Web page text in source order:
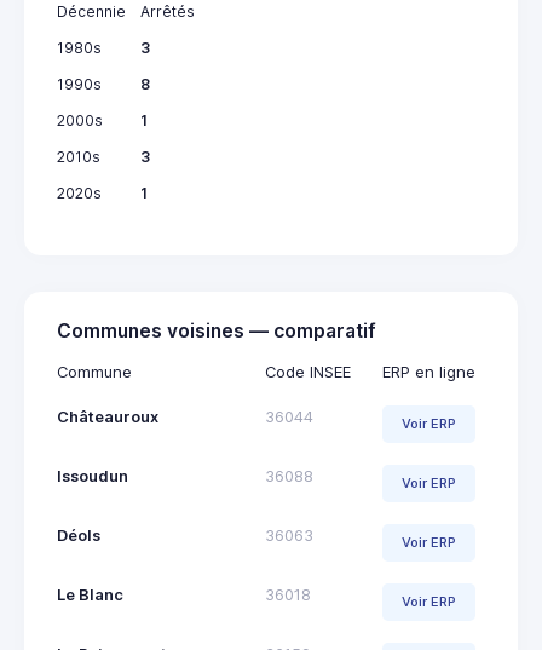
Décennie
Arrêtés
1980s
3
1990s
8
2000s
1
2010s
3
2020s
1
Communes voisines — comparatif
Commune Code INSEE ERP en ligne
Châteauroux 36044 Voir ERP
Issoudun 36088 Voir ERP
Déols 36063 Voir ERP
Le Blanc 36018 Voir ERP